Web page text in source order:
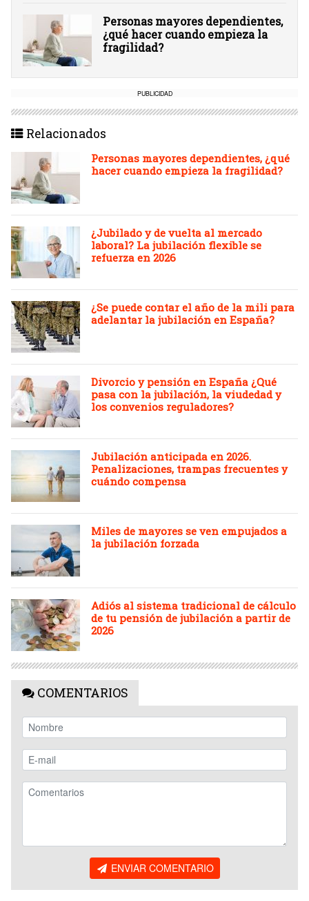
Personas mayores dependientes,
¿qué hacer cuando empieza la
fragilidad?
PUBLICIDAD
Relacionados
Personas mayores dependientes, ¿qué
hacer cuando empieza la fragilidad?
¿Jubilado y de vuelta al mercado
laboral? La jubilación flexible se
refuerza en 2026
¿Se puede contar el año de la mili para
adelantar la jubilación en España?
Divorcio y pensión en España ¿Qué
pasa con la jubilación, la viudedad y
los convenios reguladores?
Jubilación anticipada en 2026.
Penalizaciones, trampas frecuentes y
cuándo compensa
Miles de mayores se ven empujados a
la jubilación forzada
Adiós al sistema tradicional de cálculo
de tu pensión de jubilación a partir de
2026
COMENTARIOS
ENVIAR COMENTARIO